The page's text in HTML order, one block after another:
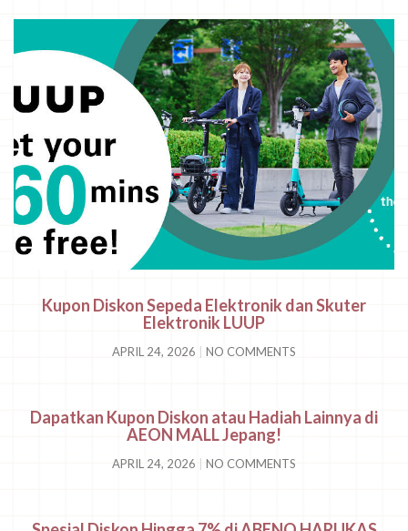
Kupon Diskon Sepeda Elektronik dan Skuter
Elektronik LUUP
APRIL 24, 2026 NO COMMENTS
Dapatkan Kupon Diskon atau Hadiah Lainnya di
AEON MALL Jepang!
APRIL 24, 2026 NO COMMENTS